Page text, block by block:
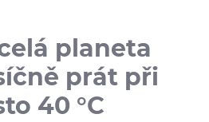
planeta
prát při
40 °C